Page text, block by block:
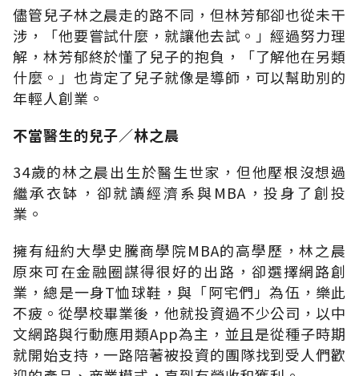
儘管兒子林之晨走的路不同，但林芳郁卻也從未干
涉，「他要嘗試什麼，就讓他去試。」經過努力理
解，林芳郁終於懂了兒子的抱負，「了解他在另類
什麼。」也肯定了兒子就像是導師，可以幫助別的
年輕人創業。
不當醫生的兒子∕林之晨
34歲的林之晨出生於醫生世家，但他壓根沒想過
繼承衣缽，卻就讀經濟系與MBA，投身了創投
業。
擁有紐約大學史騰商學院MBA的高學歷，林之晨
原來可在金融圈謀得很好的出路，卻選擇網路創
業，總是一身T恤球鞋，與「阿宅們」為伍，樂此
不疲。從學校畢業後，他就投資過不少公司，以中
文網路與行動應用類App為主，並且是從種子時期
就開始支持，一路陪著被投資的團隊找到受人們歡